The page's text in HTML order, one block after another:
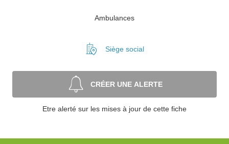
Ambulances
Siège social
CRÉER UNE ALERTE
Etre alerté sur les mises à jour de cette fiche